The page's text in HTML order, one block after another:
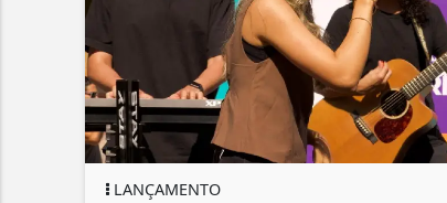
LANÇAMENTO